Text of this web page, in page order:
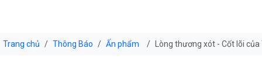
Trang chủ Thông Báo Ấn phẩm Lòng thương xót - Cốt lõi